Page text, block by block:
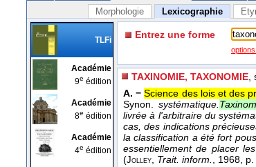
Morphologie Lexicographie
TLFi
Académie
9e édition
Académie
8e édition
Académie
4e édition
Entrez une forme
TAXINOMIE, TAXONOMIE
A. − Science des lois et des
Synon. systématique.
livrée à l'arbitraire du
cas, des indications
la classification a été fort
essentiellement de placer
(Jolley, Trait. inform., 1968,